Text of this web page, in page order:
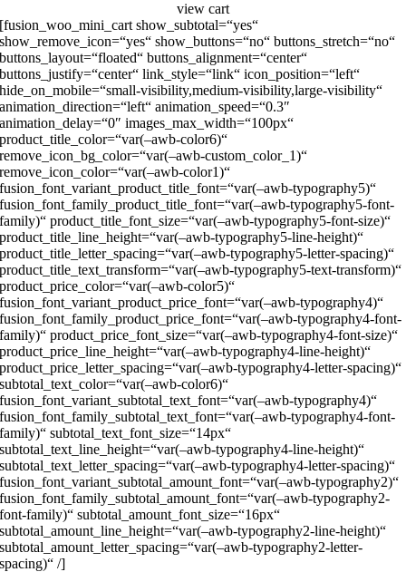
view cart
[fusion_woo_mini_cart show_subtotal=“yes“
show_remove_icon=“yes“ show_buttons=“no“ buttons_stretch=“no“
buttons_layout=“floated“ buttons_alignment=“center“
buttons_justify=“center“ link_style=“link“ icon_position=“left“
hide_on_mobile=“small-visibility,medium-visibility,large-visibility“
animation_direction=“left“ animation_speed=“0.3″
animation_delay=“0″ images_max_width=“100px“
product_title_color=“var(–awb-color6)“
remove_icon_bg_color=“var(–awb-custom_color_1)“
remove_icon_color=“var(–awb-color1)“
fusion_font_variant_product_title_font=“var(–awb-typography5)“
fusion_font_family_product_title_font=“var(–awb-typography5-font-
family)“ product_title_font_size=“var(–awb-typography5-font-size)“
product_title_line_height=“var(–awb-typography5-line-height)“
product_title_letter_spacing=“var(–awb-typography5-letter-spacing)“
product_title_text_transform=“var(–awb-typography5-text-transform)“
product_price_color=“var(–awb-color5)“
fusion_font_variant_product_price_font=“var(–awb-typography4)“
fusion_font_family_product_price_font=“var(–awb-typography4-font-
family)“ product_price_font_size=“var(–awb-typography4-font-size)“
product_price_line_height=“var(–awb-typography4-line-height)“
product_price_letter_spacing=“var(–awb-typography4-letter-spacing)“
subtotal_text_color=“var(–awb-color6)“
fusion_font_variant_subtotal_text_font=“var(–awb-typography4)“
fusion_font_family_subtotal_text_font=“var(–awb-typography4-font-
family)“ subtotal_text_font_size=“14px“
subtotal_text_line_height=“var(–awb-typography4-line-height)“
subtotal_text_letter_spacing=“var(–awb-typography4-letter-spacing)“
fusion_font_variant_subtotal_amount_font=“var(–awb-typography2)“
fusion_font_family_subtotal_amount_font=“var(–awb-typography2-
font-family)“ subtotal_amount_font_size=“16px“
subtotal_amount_line_height=“var(–awb-typography2-line-height)“
subtotal_amount_letter_spacing=“var(–awb-typography2-letter-
spacing)“ /]